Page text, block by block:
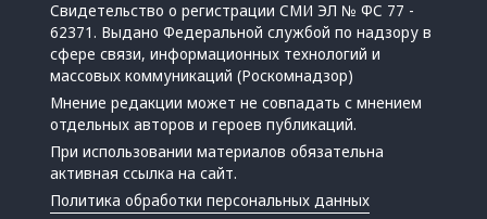
Свидетельство о регистрации СМИ ЭЛ № ФС 77 -
62371. Выдано Федеральной службой по надзору в
сфере связи, информационных технологий и
массовых коммуникаций (Роскомнадзор)
Мнение редакции может не совпадать с мнением
отдельных авторов и героев публикаций.
При использовании материалов обязательна
активная ссылка на сайт.
Политика обработки персональных данных